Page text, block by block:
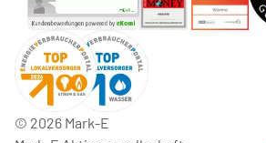
© 2026 Mark-E